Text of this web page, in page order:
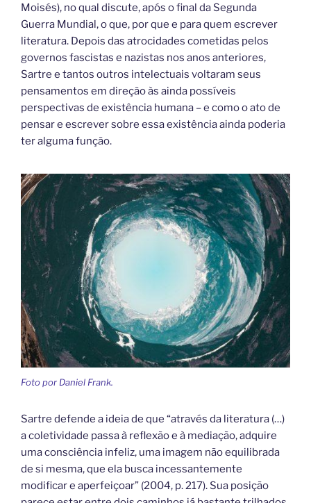
Moisés), no qual discute, após o final da Segunda
Guerra Mundial, o que, por que e para quem escrever
literatura. Depois das atrocidades cometidas pelos
governos fascistas e nazistas nos anos anteriores,
Sartre e tantos outros intelectuais voltaram seus
pensamentos em direção às ainda possíveis
perspectivas de existência humana – e como o ato de
pensar e escrever sobre essa existência ainda poderia
ter alguma função.
Foto por Daniel Frank.
Sartre defende a ideia de que “através da literatura (…)
a coletividade passa à reflexão e à mediação, adquire
uma consciência infeliz, uma imagem não equilibrada
de si mesma, que ela busca incessantemente
modificar e aperfeiçoar” (2004, p. 217). Sua posição